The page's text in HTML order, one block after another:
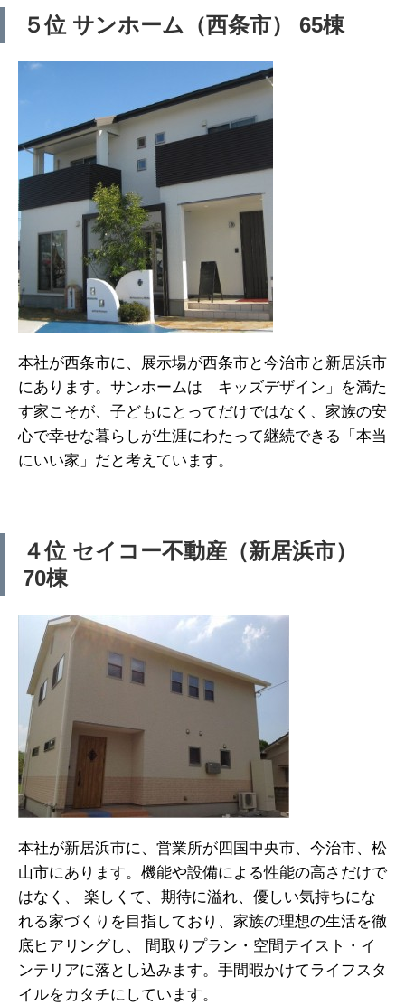
５位 サンホーム（西条市） 65棟
本社が西条市に、展示場が西条市と今治市と新居浜市
にあります。サンホームは「キッズデザイン」を満た
す家こそが、子どもにとってだけではなく、家族の安
心で幸せな暮らしが生涯にわたって継続できる「本当
にいい家」だと考えています。
４位 セイコー不動産（新居浜市）
70棟
本社が新居浜市に、営業所が四国中央市、今治市、松
山市にあります。機能や設備による性能の高さだけで
はなく、 楽しくて、期待に溢れ、優しい気持ちにな
れる家づくりを目指しており、家族の理想の生活を徹
底ヒアリングし、 間取りプラン・空間テイスト・イ
ンテリアに落とし込みます。手間暇かけてライフスタ
イルをカタチにしています。